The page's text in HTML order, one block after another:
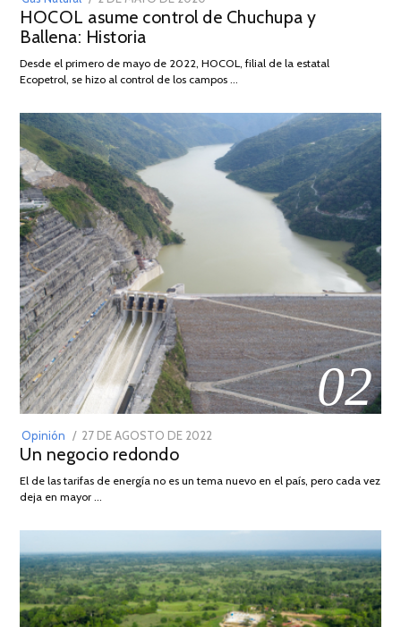
ON
DE
2026
HOCOL asume control de Chuchupa y
Ballena: Historia
Desde el primero de mayo de 2022, HOCOL, filial de la estatal
Ecopetrol, se hizo al control de los campos …
02
Opinión
POSTED
ON
27 DE AGOSTO DE 2022
DE
Un negocio redondo
El de las tarifas de energía no es un tema nuevo en el país, pero cada vez
deja en mayor …